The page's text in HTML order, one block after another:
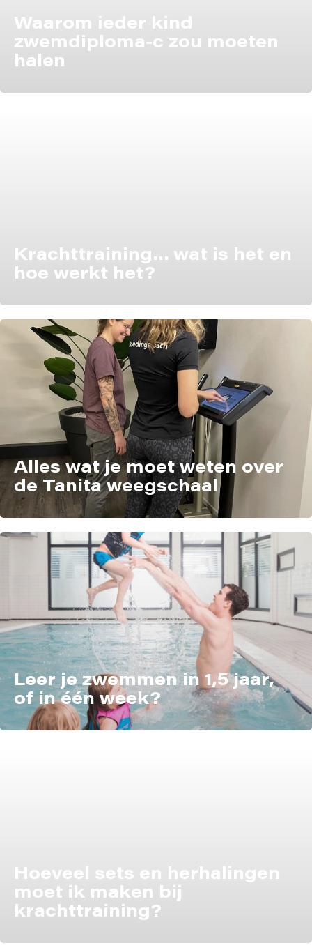
Waarom ieder kind
zwemdiploma-c zou moeten
halen
Krachttraining… wat is het en
hoe werkt het?
Alles wat je moet weten over
de Tanita weegschaal
Leer je zwemmen in 1,5 jaar,
of in één week?
Hoeveel sets en herhalingen
moet ik maken bij
krachttraining?